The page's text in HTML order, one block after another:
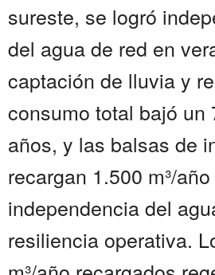
sureste, se logró
del agua de red en
captación de lluvia y
consumo total bajó un
años, y las balsas de
recargan 1.500 m³/
independencia del
resiliencia operativa.